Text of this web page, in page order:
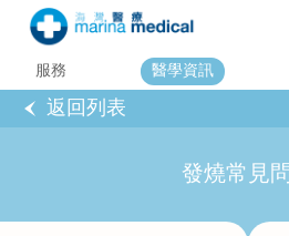
服務 醫學資訊
返回列表
發燒常見